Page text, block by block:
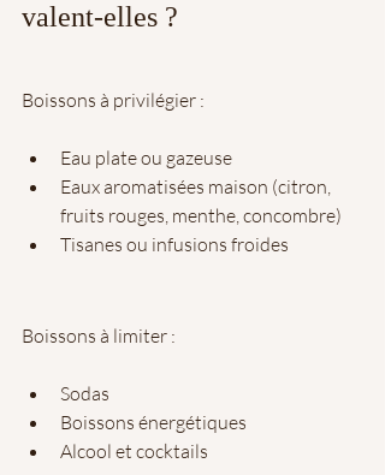
valent-elles ?
Boissons à privilégier :
Eau plate ou gazeuse
Eaux aromatisées maison (citron,
fruits rouges, menthe, concombre)
Tisanes ou infusions froides
Boissons à limiter :
Sodas
Boissons énergétiques
Alcool et cocktails